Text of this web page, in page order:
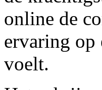
online de
ervaring op
voelt.